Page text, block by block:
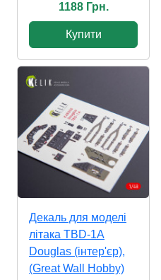
1188 Грн.
Купити
Декаль для моделі
літака TBD-1A
Douglas (інтер'єр),
(Great Wall Hobby)